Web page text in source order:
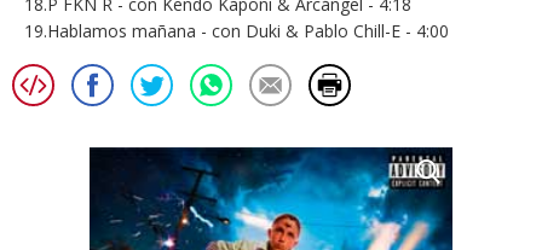
19.Hablamos mañana - con Duki & Pablo Chill-E - 4:00